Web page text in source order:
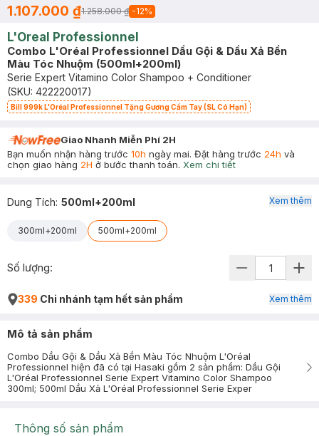
1.107.000 ₫1.258.000 ₫ -12%
L'Oreal Professionnel
Combo L'Oréal Professionnel Dầu Gội & Dầu Xả Bền
Màu Tóc Nhuộm (500ml+200ml)
Serie Expert Vitamino Color Shampoo + Conditioner
(SKU: 422220017)
Bill 999k L'Oréal Professionnel Tặng Gương Cầm Tay (SL Có Hạn)
Giao Nhanh Miễn Phí 2H
Bạn muốn nhận hàng trước 10h ngày mai. Đặt hàng trước 24h và
chọn giao hàng 2H ở bước thanh toán. Xem chi tiết
Dung Tích: 500ml+200ml
300ml+200ml 500ml+200ml
Xem thêm
Số lượng:
339 Chi nhánh tạm hết sản phẩm Xem thêm
Mô tả sản phẩm
Combo Dầu Gội & Dầu Xả Bền Màu Tóc Nhuộm L'Oréal
Professionnel hiện đã có tại Hasaki gồm 2 sản phẩm: Dầu Gội
L'Oréal Professionnel Serie Expert Vitamino Color Shampoo
300ml; 500ml Dầu Xả L'Oréal Professionnel Serie Exper
Thông số sản phẩm